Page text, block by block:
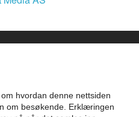
hvordan denne nettsiden
om besøkende. Erklæringen